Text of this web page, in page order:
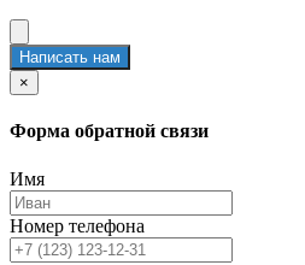
Написать нам
×
Форма обратной связи
Имя
Номер телефона